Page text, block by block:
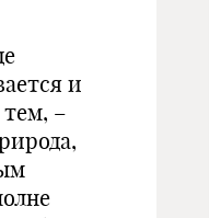
и
тем, –